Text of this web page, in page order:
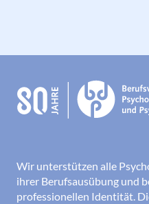
Wir unterstützen alle
ihrer Berufsausübung und
professionellen Identität.